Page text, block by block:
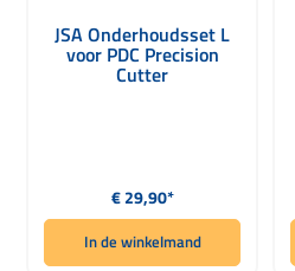
JSA Onderhoudsset L
voor PDC Precision
Cutter
Normale prijs:
€ 29,90*
In de winkelmand